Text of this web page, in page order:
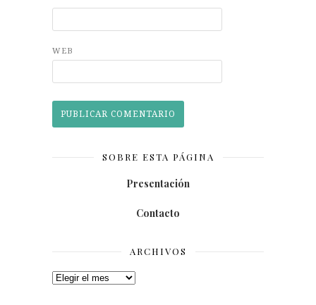
WEB
SOBRE ESTA PÁGINA
Presentación
Contacto
ARCHIVOS
Archivos